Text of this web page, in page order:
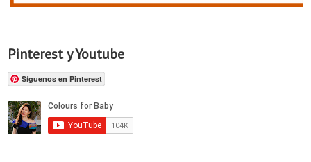
Pinterest y Youtube
Síguenos en Pinterest